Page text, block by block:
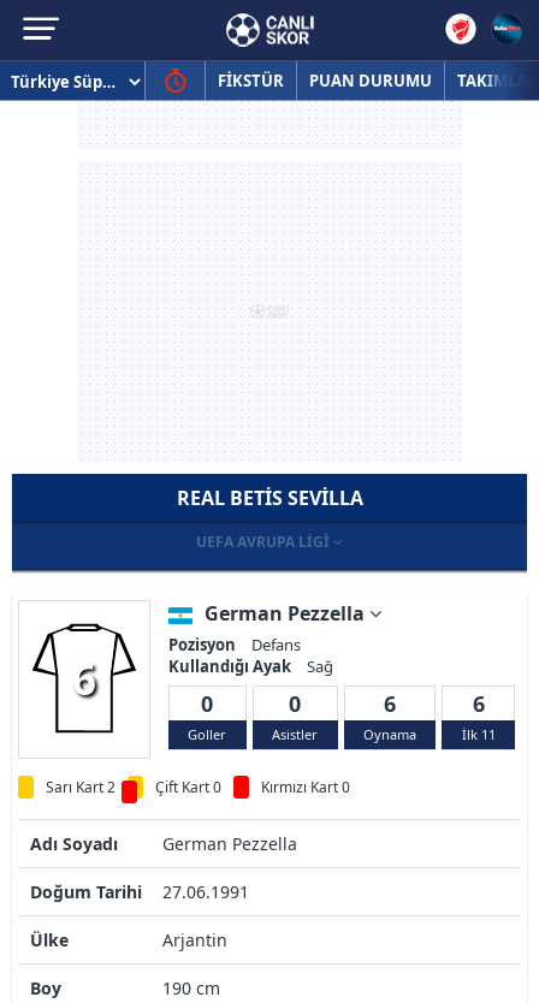
FİKSTÜR PUAN DURUMU TAKIMLAR
REAL BETIS SEVILLA
UEFA AVRUPA LIGI
6
German Pezzella
Pozisyon
Defans
Kullandığı Ayak
Sağ
0
Goller
0
Asistler
6
Oynama
6
İlk 11
Sarı Kart 2 Çift Kart 0 Kırmızı Kart 0
Adı Soyadı German Pezzella
Doğum Tarihi 27.06.1991
Ülke Arjantin
Boy 190 cm